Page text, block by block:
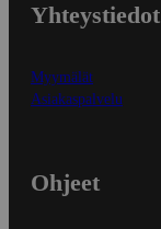
Yhteystiedot
Myymälät
Asiakaspalvelu
Ohjeet